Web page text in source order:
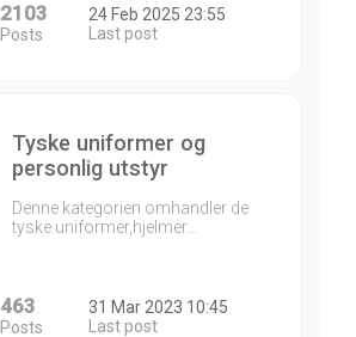
2103
Posts
24 Feb 2025 23:55
Last post
Tyske uniformer og
personlig utstyr
Denne kategorien omhandler de
tyske uniformer,hjelmer…
463
Posts
31 Mar 2023 10:45
Last post